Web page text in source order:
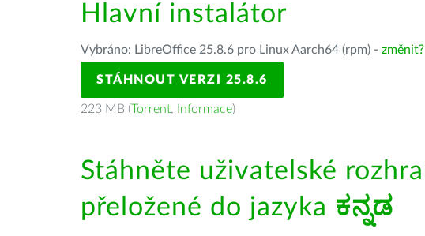
Hlavní instalátor
Vybráno: LibreOffice 25.8.6 pro Linux Aarch64 (rpm) - změnit?
STÁHNOUT VERZI 25.8.6
223 MB (Torrent, Informace)
Stáhněte uživatelské
přeložené do jazyka ಕನ್ನಡ